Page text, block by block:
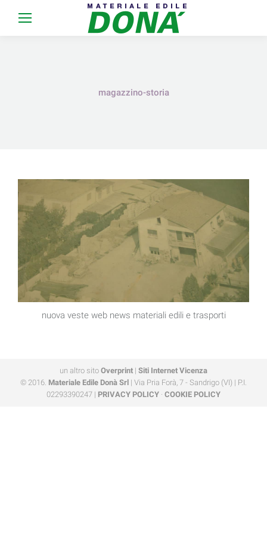
magazzino-storia
nuova veste web news materiali edili e trasporti
un altro sito Overprint | Siti Internet Vicenza
© 2016. Materiale Edile Donà Srl | Via Pria Forà, 7 - Sandrigo (VI) | P.I.
02293390247 | PRIVACY POLICY · COOKIE POLICY